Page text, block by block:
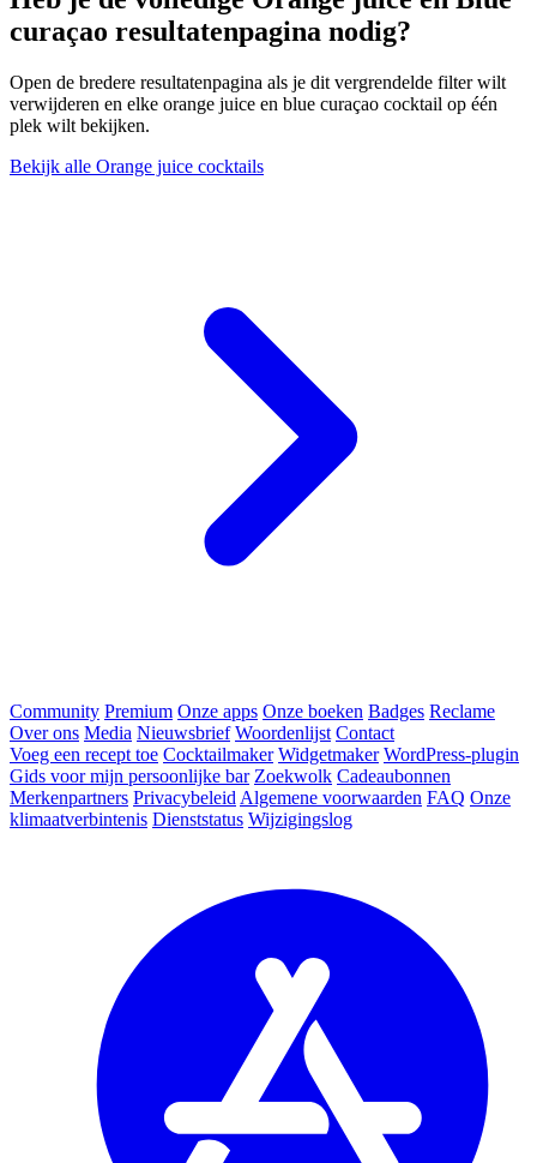
curaçao resultatenpagina nodig?
Open de bredere resultatenpagina als je dit vergrendelde filter wilt
verwijderen en elke orange juice en blue curaçao cocktail op één
plek wilt bekijken.
Bekijk alle Orange juice cocktails
Community Premium Onze apps Onze boeken Badges Reclame
Over ons Media Nieuwsbrief Woordenlijst Contact
Voeg een recept toe Cocktailmaker Widgetmaker WordPress-plugin
Gids voor mijn persoonlijke bar Zoekwolk Cadeaubonnen
Merkenpartners Privacybeleid Algemene voorwaarden FAQ Onze
klimaatverbintenis Dienststatus Wijzigingslog